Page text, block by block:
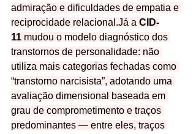
admiração e dificuldades de empatia e
reciprocidade relacional.Já a CID-
11 mudou o modelo diagnóstico dos
transtornos de personalidade: não
utiliza mais categorias fechadas como
“transtorno narcisista”, adotando uma
avaliação dimensional baseada em
grau de comprometimento e traços
predominantes — entre eles, traços